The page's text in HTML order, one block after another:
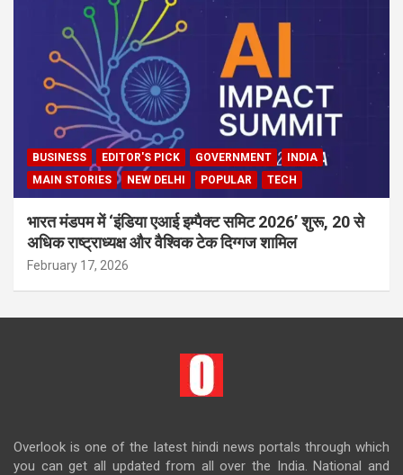
BUSINESS EDITOR'S PICK GOVERNMENT
INDIA
MAIN STORIES
NEW DELHI POPULAR TECH
भारत मंडपम में ‘इंडिया एआई इम्पैक्ट समिट 2026’ शुरू, 20 से
अधिक राष्ट्राध्यक्ष और वैश्विक टेक दिग्गज शामिल
February 17, 2026
Overlook is one of the latest hindi news portals through which
you can get all updated from all over the India. National and